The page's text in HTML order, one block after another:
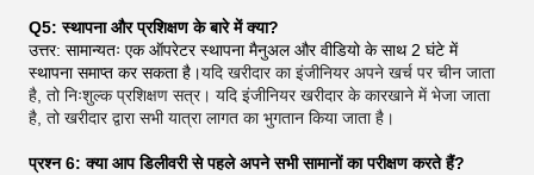
Q5: स्थापना और प्रशिक्षण के बारे में क्या?
उत्तर: सामान्यतः एक ऑपरेटर स्थापना मैनुअल और वीडियो के साथ 2 घंटे में
स्थापना समाप्त कर सकता है।यदि खरीदार का इंजीनियर अपने खर्च पर चीन जाता
है, तो निःशुल्क प्रशिक्षण सत्र। यदि इंजीनियर खरीदार के कारखाने में भेजा जाता
है, तो खरीदार द्वारा सभी यात्रा लागत का भुगतान किया जाता है।
प्रश्न 6: क्या आप डिलीवरी से पहले अपने सभी सामानों का परीक्षण करते हैं?